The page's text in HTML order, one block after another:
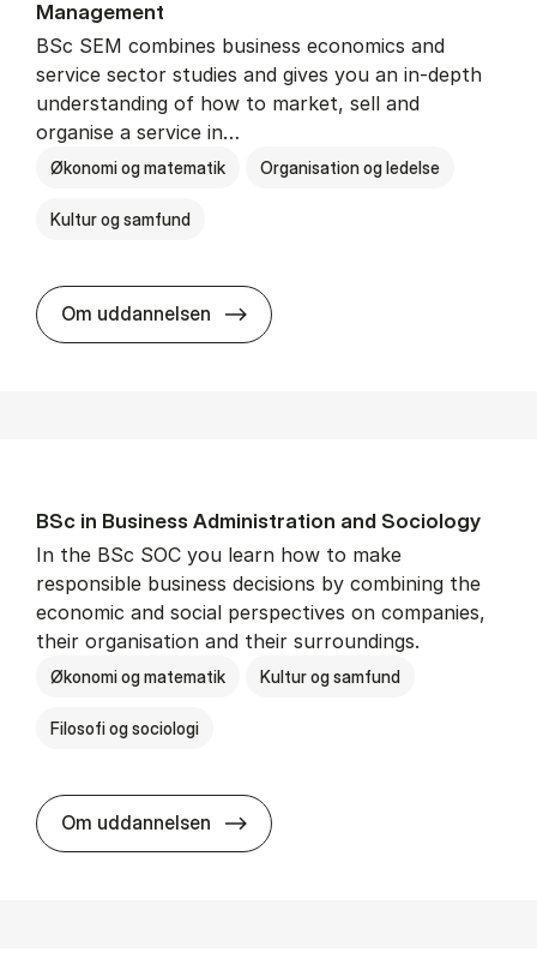
Man­age­ment
BSc SEM combines business economics and
service sector studies and gives you an in-depth
understanding of how to market, sell and
organise a service in…
Økonomi og matematik Organisation og ledelse
Kultur og samfund
Om uddannelsen BSc in Busi­ness Ad­min­is­tra­tion
BSc in Busi­ness Ad­min­is­tra­tion and So­ci­ology
In the BSc SOC you learn how to make
responsible business decisions by combining the
economic and social perspectives on companies,
their organisation and their surroundings.
Økonomi og matematik Kultur og samfund
Filosofi og sociologi
Om uddannelsen BSc in Busi­ness Ad­min­is­tra­tion